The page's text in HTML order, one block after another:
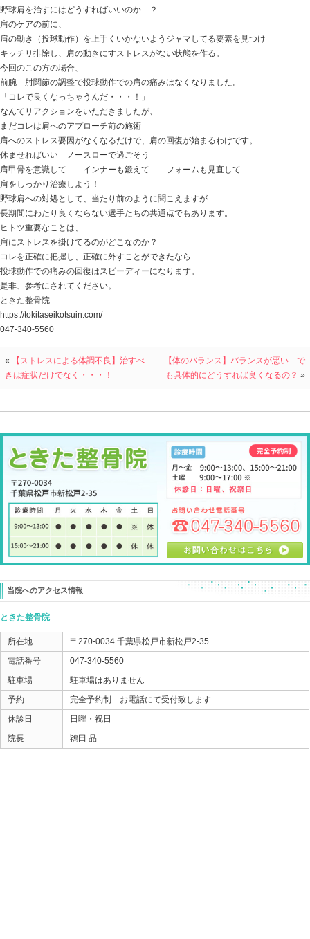
【野球肩】投球動作での肩の痛みが治らない方、是非参
先日の患者さん
ピッチャーをしたり、外野を守るときもある野球選手。
3カ月前から投球動作で肩の痛みが気になり、
湿布をして様子を見て、すぐに治るだろう・・・と過ご
肩の痛みがなくならず整形外科さんに受診
画像診断に異状なし 腱板損傷もなし
投球動作での痛みがなくならず、当院に来て下さった患
野球肩 ベースボールショルダー
腱板損傷 インピンジメント（衝突）
それらによる炎症によって痛みが出たり、可動制限が掛
投球動作で痛みが発生したりする。
この原因は、
投げすぎ フォームの問題 肩・肩甲骨の柔軟性
体幹の問題 など言われていますが、
休息して、フォームを変えて、ストレッチして、インナ
要は、それでは治る確率が低い ということ。
では、
野球肩を治すにはどうすればいいのか ？
肩のケアの前に、
肩の動き（投球動作）を上手くいかないようジャマして
キッチリ排除し、肩の動きにすストレスがない状態を作
今回のこの方の場合、
前腕 肘関節の調整で投球動作での肩の痛みはなくなり
「コレで良くなっちゃうんだ・・・！」
なんてリアクションをいただきましたが、
まだコレは肩へのアプローチ前の施術
肩へのストレス要因がなくなるだけで、肩の回復が始ま
休ませればいい ノースローで過ごそう
肩甲骨を意識して… インナーも鍛えて… フォームも
肩をしっかり治療しよう！
野球肩への対処として、当たり前のように聞こえますが
長期間にわたり良くならない選手たちの共通点でもあり
ヒトツ重要なことは、